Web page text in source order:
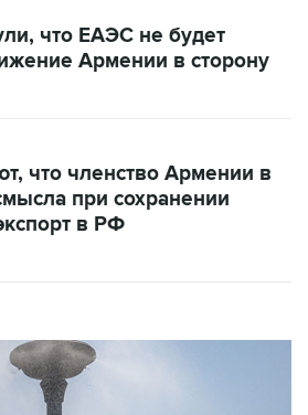
что ЕАЭС не будет
Армении в сторону
что членство Армении в
при сохранении
в РФ